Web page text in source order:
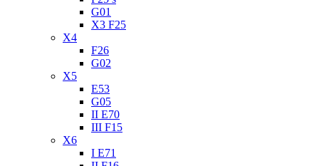
G01
X3 F25
X4
F26
G02
X5
E53
G05
II E70
III F15
X6
I E71